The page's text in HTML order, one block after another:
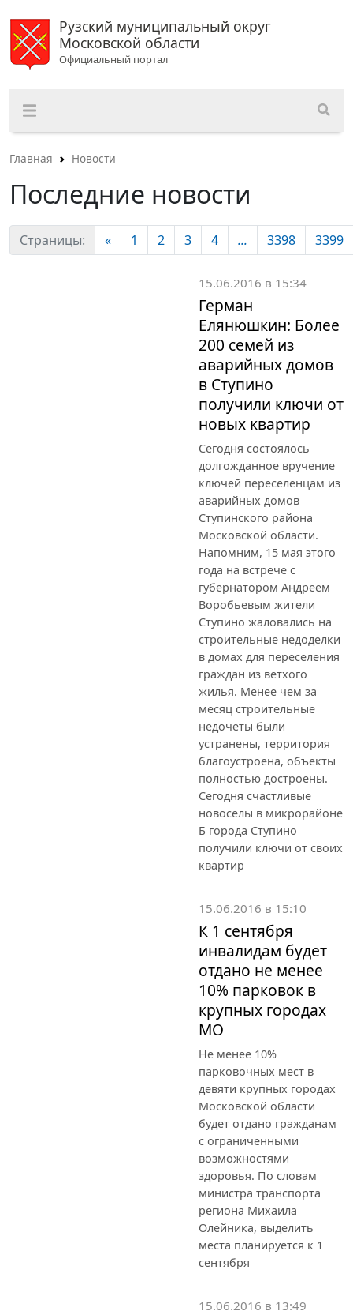
Рузский муниципальный округ
Московской области
Официальный портал
Главная Новости
Последние новости
Страницы: « 1 2 3 4 ... 3398 3399
15.06.2016 в 15:34
Герман
Елянюшкин: Более
200 семей из
аварийных домов
в Ступино
получили ключи от
новых квартир
Сегодня состоялось
долгожданное вручение
ключей переселенцам из
аварийных домов
Ступинского района
Московской области.
Напомним, 15 мая этого
года на встрече с
губернатором Андреем
Воробьевым жители
Ступино жаловались на
строительные недоделки
в домах для переселения
граждан из ветхого
жилья. Менее чем за
месяц строительные
недочеты были
устранены, территория
благоустроена, объекты
полностью достроены.
Сегодня счастливые
новоселы в микрорайоне
Б города Ступино
получили ключи от своих
квартир
15.06.2016 в 15:10
К 1 сентября
инвалидам будет
отдано не менее
10% парковок в
крупных городах
МО
Не менее 10%
парковочных мест в
девяти крупных городах
Московской области
будет отдано гражданам
с ограниченными
возможностями
здоровья. По словам
министра транспорта
региона Михаила
Олейника, выделить
места планируется к 1
сентября
15.06.2016 в 13:49